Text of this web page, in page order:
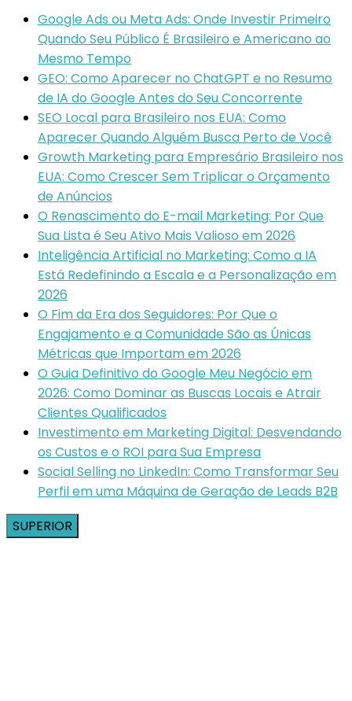
Google Ads ou Meta Ads: Onde Investir Primeiro
Quando Seu Público É Brasileiro e Americano ao
Mesmo Tempo
GEO: Como Aparecer no ChatGPT e no Resumo
de IA do Google Antes do Seu Concorrente
SEO Local para Brasileiro nos EUA: Como
Aparecer Quando Alguém Busca Perto de Você
Growth Marketing para Empresário Brasileiro nos
EUA: Como Crescer Sem Triplicar o Orçamento
de Anúncios
O Renascimento do E-mail Marketing: Por Que
Sua Lista é Seu Ativo Mais Valioso em 2026
Inteligência Artificial no Marketing: Como a IA
Está Redefinindo a Escala e a Personalização em
2026
O Fim da Era dos Seguidores: Por Que o
Engajamento e a Comunidade São as Únicas
Métricas que Importam em 2026
O Guia Definitivo do Google Meu Negócio em
2026: Como Dominar as Buscas Locais e Atrair
Clientes Qualificados
Investimento em Marketing Digital: Desvendando
os Custos e o ROI para Sua Empresa
Social Selling no LinkedIn: Como Transformar Seu
Perfil em uma Máquina de Geração de Leads B2B
SUPERIOR